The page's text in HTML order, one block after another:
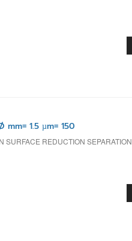
mm= 1.5 µm= 150
SURFACE REDUCTION SEPARATION